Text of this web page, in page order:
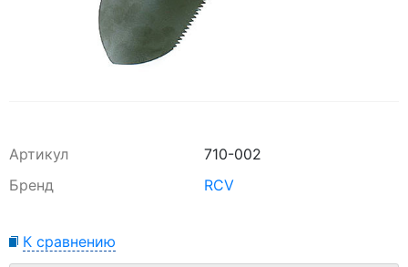
Артикул
710-002
Бренд
RCV
К сравнению